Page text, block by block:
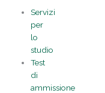
contenuto
Servizi
per
lo
studio
Test
di
ammissione